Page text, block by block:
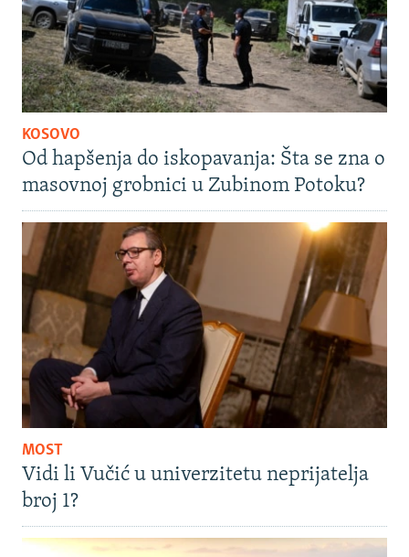
KOSOVO
Od hapšenja do iskopavanja: Šta se zna o
masovnoj grobnici u Zubinom Potoku?
MOST
Vidi li Vučić u univerzitetu neprijatelja
broj 1?